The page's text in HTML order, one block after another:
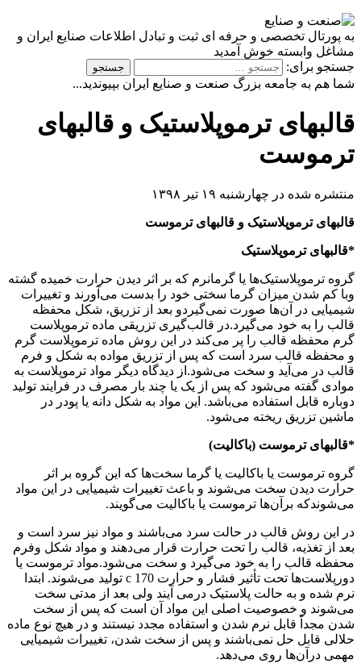
به پورتال تخصصی و حرفه ای ثبت و تبادل اطلاعات صنایع ایران و
مشاغل وابسته خوش آمدید
جستجو برای:
شما هم به جامعه بزرگ صنعت و صنایع ایران بپیوندید...
قالبهای ترموپلاستیک و قالبهای
ترموست
منتشره شده در چهارشنبه ۱۹ تیر ۱۳۹۸
قالبهای ترموپلاستیک و قالبهای ترموست
*قالبهای ترموپلاستیک
گروه ترموپلاستیک‌ها یا گرمانرم که بر اثر دیدن حرارت خمیده گشته
وبا کم شدن میزان گرما سختی خود را بدست می‌آورند و تغییرات
شیمیایی در آن‌ها صورت نمی‌گیردو بعد از تزریق، شکل محفظه
قالب را به خود می‌گیرد.در قالب‌گیری تزریقی ماده ترموپلاست
گرم محفظه قالب را پر می‌کند در این روش ماده ترموپلاست گرم
و محفظه قالب سرد است که پس از تزریق مواده به شکل و فرم
قالب در می‌آید و سخت می‌شود.از دیدگاه دیگر مواد ترموپلاست به
موادی گفته می‌شود که پس از یک یا چند بار مصرف در فرایند تولید
دوباره قابل استفاده می‌باشد. این مواد به شکل دانه یا پودر در
ماشین تزریق ریخته می‌شود.
*قالبهای ترموست (باکالیت)
گروه ترموست یا باکالیت یا گرما سخت‌ها که این گروه بر اثر
حرارت دیدن سخت می‌شوند و باعث تغییرات شیمیایی در این مواد
می‌شوندکه برآن‌ها ترموست یا باکالیت می‌گویند.
در این روش قالب در حالت سرد می‌باشند و مواد نیز سرد است و
بعد از تغذیه، قالب را تحت حرارت قرار می‌دهند و مواد شکل وفرم
محفظه قالب را به خود می‌گیرد و سخت می‌شود.مواد ترموست یا
دورپلاست‌ها تحت تأثیر فشار و حرارت c 170 تولید می‌شوند. ابتدا
نرم شده و به حالت پلاستیک درمی آیند ولی بعد از مدتی سخت
می‌شوند و خصوصیت اصلی این مواد آن است که پس از سخت
شدن مجداً قابل نرم شدن و استفاده مجدد نیستند و در هیچ نوع ماده
حلالی قابل حل نمی‌باشند و پس از سخت شدن، تغییرات شیمیایی
مهمی درآن‌ها روی می‌دهد.